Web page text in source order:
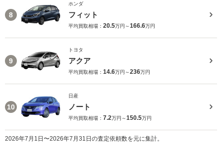
8
ホンダ
フィット
平均買取相場： 20.5万円～166.6万円
9
トヨタ
アクア
平均買取相場： 14.6万円～236万円
10
日産
ノート
平均買取相場： 7.2万円～150.5万円
2026年7月1日〜2026年7月31日の査定依頼数を元に集計。